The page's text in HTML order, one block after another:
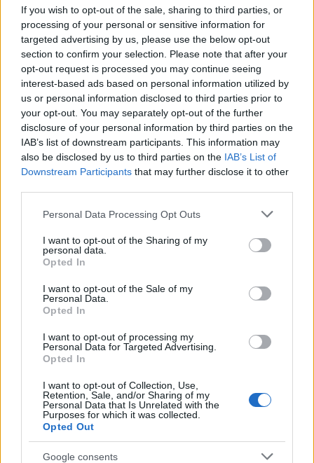
If you wish to opt-out of the sale, sharing to third parties, or
processing of your personal or sensitive information for
targeted advertising by us, please use the below opt-out
section to confirm your selection. Please note that after your
opt-out request is processed you may continue seeing
interest-based ads based on personal information utilized by
us or personal information disclosed to third parties prior to
your opt-out. You may separately opt-out of the further
disclosure of your personal information by third parties on the
IAB’s list of downstream participants. This information may
also be disclosed by us to third parties on the IAB’s List of
Downstream Participants that may further disclose it to other
Please note that this website/app uses one or more Google
not limited to your visit or usage behaviour. You may click to
grant or deny consent to Google and its third-party tags to
use your data for below specified purposes in below Google
consent section.
Personal Data Processing Opt Outs
I want to opt-out of the Sharing of my
personal data.
Opted In
I want to opt-out of the Sale of my
Personal Data.
Opted In
I want to opt-out of processing my
Personal Data for Targeted Advertising.
Opted In
I want to opt-out of Collection, Use,
Retention, Sale, and/or Sharing of my
Personal Data that Is Unrelated with the
Purposes for which it was collected.
Opted Out
Google consents
épített-berendezett-bespájzolt légópince is
elkészült a házhoz.
Csak halkan jegyzem meg, hogy ha a svájci
frank-alapú hitelek tényleg bedőlnek, a
közeljövőben lehet hogy szükségük is lesz
ezekre a helyekre.
A videó megtekintéséhezAdobe Flash Player
szükséges!
szükséges!
Mozgópart
SZAVAKKAL FESTENI